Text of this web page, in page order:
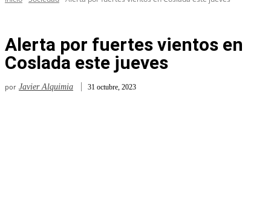
Alerta por fuertes vientos en
Coslada este jueves
por Javier Alquimia 31 octubre, 2023